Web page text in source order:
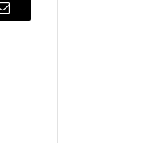
Email